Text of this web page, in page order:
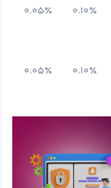
۰.۱۰٪ ۰.۰۵٪
۰.۱۰٪ ۰.۰۵٪